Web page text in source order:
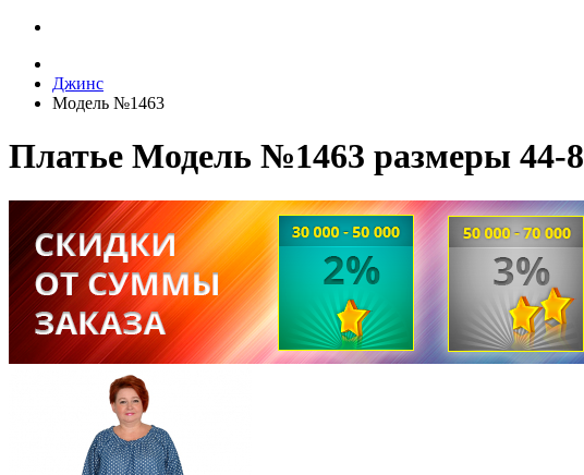
Джинс
Модель №1463
Платье Модель №1463 размеры 44-